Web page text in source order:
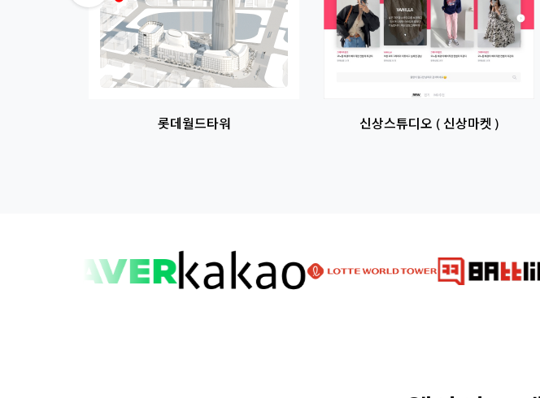
롯데월드타워 신상스튜디오 ( 신상마켓 )